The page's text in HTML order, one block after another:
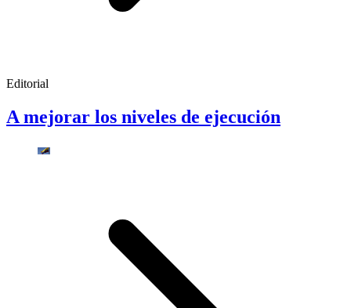
Editorial
A mejorar los niveles de ejecución